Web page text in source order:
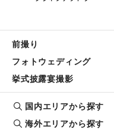
前撮り
フォトウェディング
挙式披露宴撮影
国内エリアから探す
海外エリアから探す